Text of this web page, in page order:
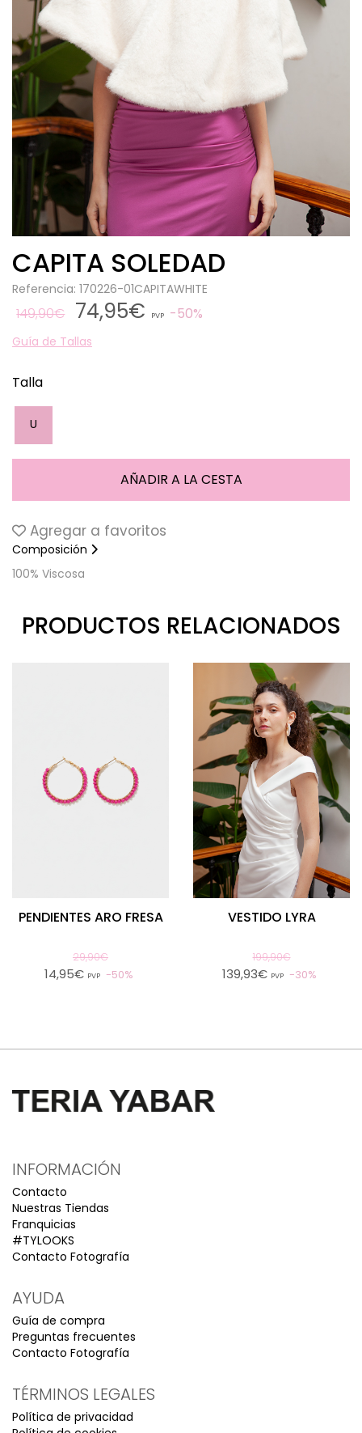
CAPITA SOLEDAD
Referencia: 170226-01CAPITAWHITE
149,90€ 74,95€ PVP 50%
Guía de Tallas
Talla
U
Agregar a favoritos
Composición
100% Viscosa
PRODUCTOS RELACIONADOS
PENDIENTES ARO FRESA
29,90€
14,95€ PVP 50%
VESTIDO LYRA
199,90€
139,93€ PVP 30%
INFORMACIÓN
Contacto
Nuestras Tiendas
Franquicias
#TYLOOKS
Contacto Fotografía
AYUDA
Guía de compra
Preguntas frecuentes
Contacto Fotografía
TÉRMINOS LEGALES
Política de privacidad